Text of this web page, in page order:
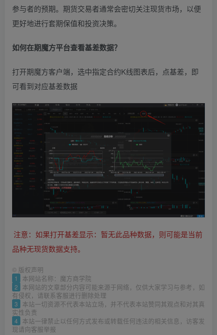
参与者的预期。期货交易者通常会密切关注现货市场，以便
更好地进行套期保值和投资决策。
如何在期魔方平台查看基差数据？
打开期魔方客户端，选中指定合约K线图表后，点基差，即
可看到对应基差数据
注意：如果打开基差显示：暂无此品种数据，则可能是当前
品种无现货数据支持。
© 版权声明
1 本网站名称：魔方商学院
2
本网站的文章部分内容可能来源于网络，仅供大家学习与参考，如
有侵权，请联系客服进行删除处理
3
本站一切资源不代表本站立场，并不代表本站赞同其观点和对其真
实性负责
4
本站一律禁止以任何方式发布或转载任何违法的相关信息，访客发
现请向客服举报